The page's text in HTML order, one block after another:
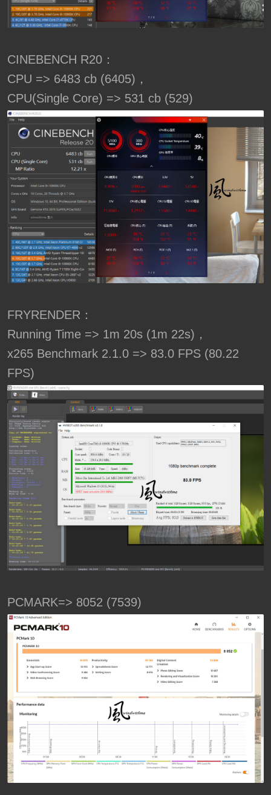
CINEBENCH R20：
CPU => 6483 cb (6405)，
CPU(Single Core) => 531 cb (529)
FRYRENDER：
Running Time => 1m 20s (1m 22s)，
x265 Benchmark 2.1.0 => 83.0 FPS (80.22
FPS)
PCMARK=> 8052 (7539)